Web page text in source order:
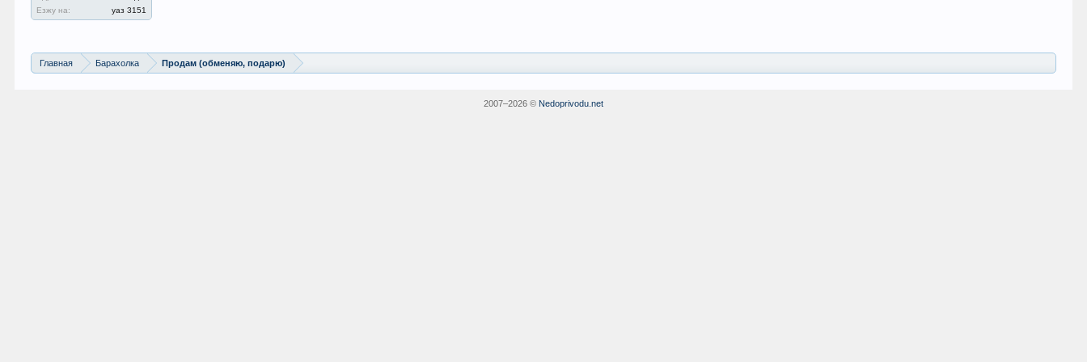
Езжу на:
уаз 3151
Главная Барахолка Продам (обменяю, подарю)
2007–2026 © Nedoprivodu.net